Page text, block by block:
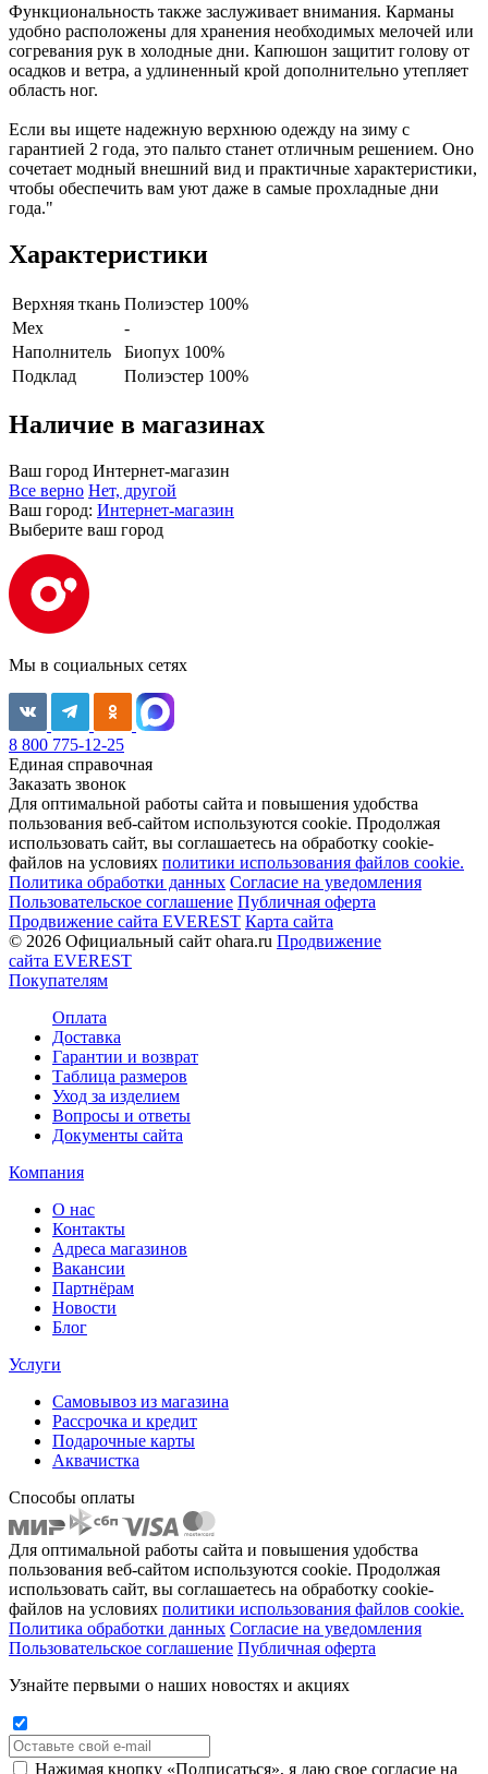
Функциональность также заслуживает внимания. Карманы
удобно расположены для хранения необходимых мелочей или
согревания рук в холодные дни. Капюшон защитит голову от
осадков и ветра, а удлиненный крой дополнительно утепляет
область ног.
Если вы ищете надежную верхнюю одежду на зиму с
гарантией 2 года, это пальто станет отличным решением. Оно
сочетает модный внешний вид и практичные характеристики,
чтобы обеспечить вам уют даже в самые прохладные дни
года."
Характеристики
Верхняя ткань Полиэстер 100%
Мех
-
Наполнитель
Биопух 100%
Подклад
Полиэстер 100%
Наличие в магазинах
Ваш город Интернет-магазин
Все верно Нет, другой
Ваш город: Интернет-магазин
Выберите ваш город
Мы в социальных сетях
8 800 775-12-25
Единая справочная
Заказать звонок
Для оптимальной работы сайта и повышения удобства
пользования веб-сайтом используются cookie. Продолжая
использовать сайт, вы соглашаетесь на обработку cookie-
файлов на условиях политики использования файлов cookie.
Политика обработки данных Согласие на уведомления
Пользовательское соглашение Публичная оферта
Продвижение сайта EVEREST Карта сайта
© 2026 Официальный сайт ohara.ru Продвижение
сайта EVEREST
Покупателям
Оплата
Доставка
Гарантии и возврат
Таблица размеров
Уход за изделием
Вопросы и ответы
Документы сайта
Компания
О нас
Контакты
Адреса магазинов
Вакансии
Партнёрам
Новости
Блог
Услуги
Самовывоз из магазина
Рассрочка и кредит
Подарочные карты
Аквачистка
Способы оплаты
Для оптимальной работы сайта и повышения удобства
пользования веб-сайтом используются cookie. Продолжая
использовать сайт, вы соглашаетесь на обработку cookie-
файлов на условиях политики использования файлов cookie.
Политика обработки данных Согласие на уведомления
Пользовательское соглашение Публичная оферта
Узнайте первыми о наших новостях и акциях
Нажимая кнопку «Подписаться», я даю свое согласие на